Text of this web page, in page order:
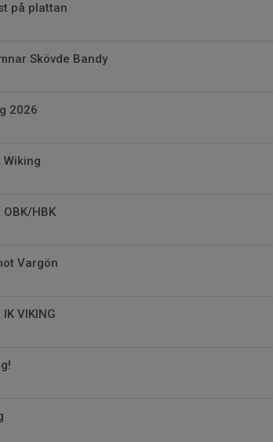
på plattan
Skövde Bandy
2026
Wiking
HBK
Vargön
VIKING